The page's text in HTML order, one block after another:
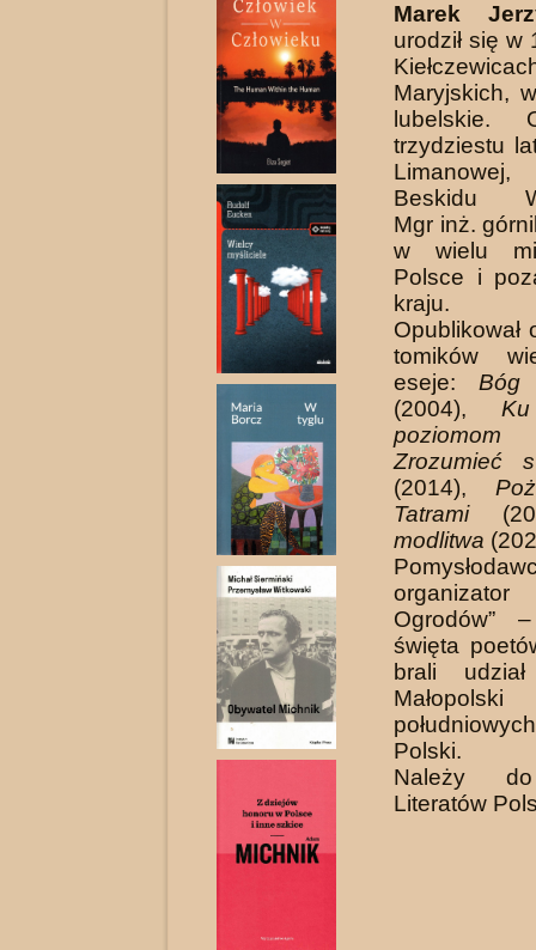
Marek
urodził się w
Maryjskich,
lubelskie.
trzydziestu
Beskidu
Mgr inż.
w wielu
Polsce i
kraju.
Opublikował
tomików
eseje:Bóg
(2004),
poziomom
Zrozumieć
(2014),
Tatrami
modlitwa
organizator
Ogrodów”
święta
brali
Polski.
Należy
Literatów